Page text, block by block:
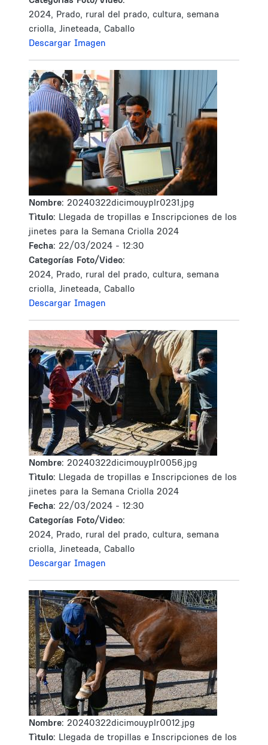
2024, Prado, rural del prado, cultura, semana
criolla, Jineteada, Caballo
Descargar Imagen
Nombre: 20240322dicimouyplr0231.jpg
Tìtulo: Llegada de tropillas e Inscripciones de los
jinetes para la Semana Criolla 2024
Fecha: 22/03/2024 - 12:30
Categorías Foto/Video:
2024, Prado, rural del prado, cultura, semana
criolla, Jineteada, Caballo
Descargar Imagen
Nombre: 20240322dicimouyplr0056.jpg
Tìtulo: Llegada de tropillas e Inscripciones de los
jinetes para la Semana Criolla 2024
Fecha: 22/03/2024 - 12:30
Categorías Foto/Video:
2024, Prado, rural del prado, cultura, semana
criolla, Jineteada, Caballo
Descargar Imagen
Nombre: 20240322dicimouyplr0012.jpg
Tìtulo: Llegada de tropillas e Inscripciones de los